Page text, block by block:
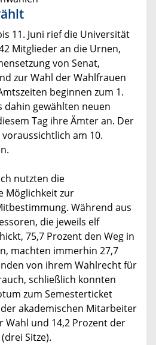
11. Juni rief die Universität
Mitglieder an die Urnen,
von Senat,
zur Wahl der Wahlfrauen
beginnen zum 1.
dahin gewählten neuen
Tag ihre Ämter an. Der
am 10.
nutzten die
Möglichkeit zur
Während aus
die jeweils elf
75,7 Prozent den Weg in
machten immerhin 27,7
von ihrem Wahlrecht für
schließlich konnten
zum Semesterticket
akademischen Mitarbeiter
Wahl und 14,2 Prozent der
Sitze).